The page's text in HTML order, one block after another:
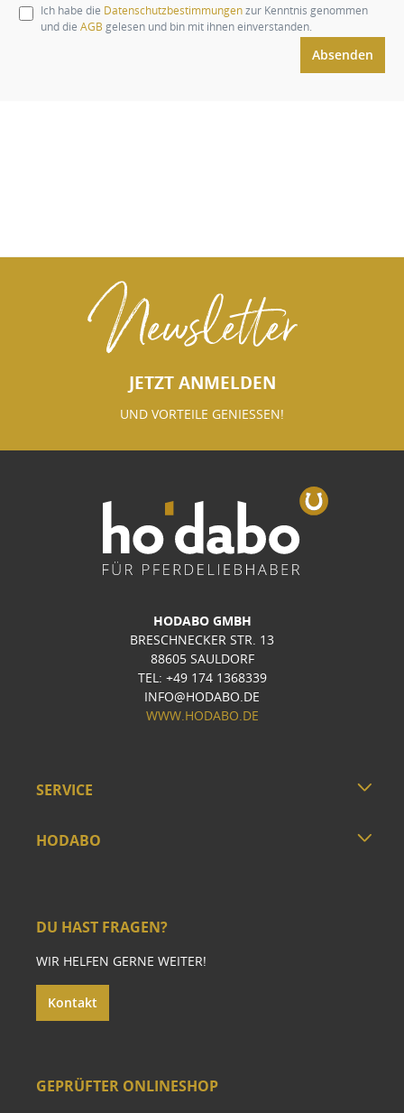
Ich habe die Datenschutzbestimmungenzur Kenntnis genommen
und die AGB gelesen und bin mit ihnen einverstanden.
Absenden
Newsletter
JETZT ANMELDEN
UND VORTEILE GENIESSEN!
HODABO GMBH
BRESCHNECKER STR. 13
88605 SAULDORF
TEL: +49 174 1368339
INFO@HODABO.DE
WWW.HODABO.DE
SERVICE
HODABO
DU HAST FRAGEN?
WIR HELFEN GERNE WEITER!
Kontakt
GEPRÜFTER ONLINESHOP